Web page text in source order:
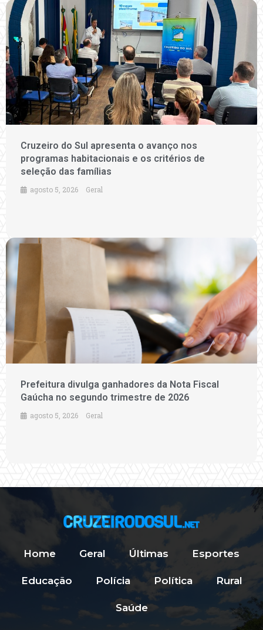
Cruzeiro do Sul apresenta o avanço nos
programas habitacionais e os critérios de
seleção das famílias
agosto 5, 2026 Geral
Prefeitura divulga ganhadores da Nota Fiscal
Gaúcha no segundo trimestre de 2026
agosto 5, 2026 Geral
Home Geral Últimas Esportes
Educação Polícia Política Rural
Saúde